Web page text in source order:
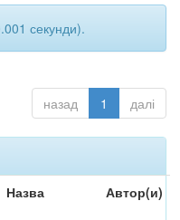
секунди).
назад 1 далі
Назва Автор(и)